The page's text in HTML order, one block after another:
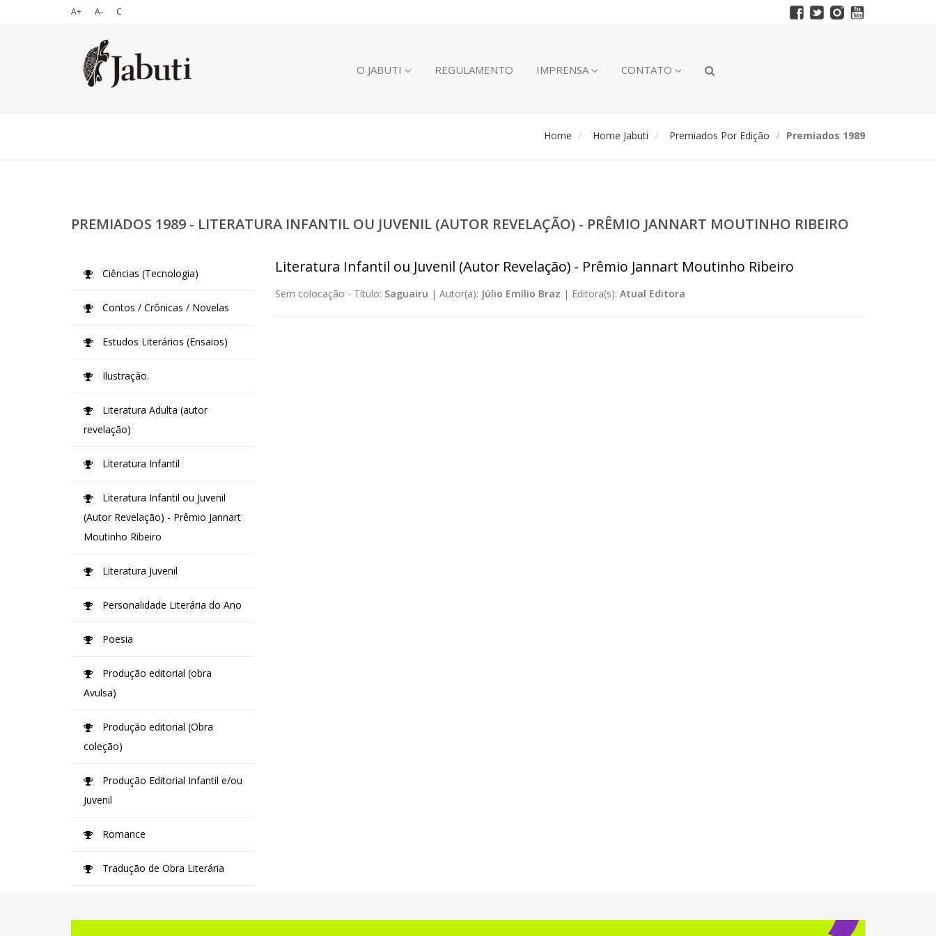
A+ A- C
O JABUTI REGULAMENTO IMPRENSA CONTATO
Home Home Jabuti Premiados Por Edição Premiados 1989
PREMIADOS 1989 - LITERATURA INFANTIL OU JUVENIL (AUTOR REVELAÇÃO) - PRÊMIO JANNART MOUTINHO RIBEIRO
Literatura Infantil ou Juvenil (Autor Revelação) - Prêmio Jannart Moutinho Ribeiro
Sem colocação - Título: Saguairu | Autor(a): Júlio Emílio Braz | Editora(s): Atual Editora
Ciências (Tecnologia)
Contos / Crônicas / Novelas
Estudos Literários (Ensaios)
Ilustração.
Literatura Adulta (autor
revelação)
Literatura Infantil
Literatura Infantil ou Juvenil
(Autor Revelação) - Prêmio Jannart
Moutinho Ribeiro
Literatura Juvenil
Personalidade Literária do Ano
Poesia
Produção editorial (obra
Avulsa)
Produção editorial (Obra
coleção)
Produção Editorial Infantil e/ou
Juvenil
Romance
Tradução de Obra Literária